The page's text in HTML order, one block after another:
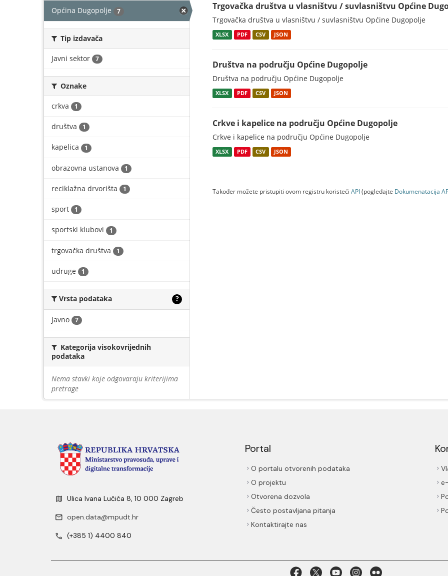
Općina Dugopolje 7
Tip izdavača
Javni sektor 7
Oznake
crkva 1
društva 1
kapelica 1
obrazovna ustanova 1
reciklažna drvorišta 1
sport 1
sportski klubovi 1
trgovačka društva 1
udruge 1
Vrsta podataka ?
Javno 7
Kategorija visokovrijednih
podataka
Nema stavki koje odgovaraju kriterijima
pretrage
Trgovačka društva u vlasništvu / suvlasništvu Općine
Trgovačka društva u vlasništvu / suvlasništvu Općine Dugopolje
XLSX PDF CSV JSON
Društva na području Općine Dugopolje
Društva na području Općine Dugopolje
XLSX PDF CSV JSON
Crkve i kapelice na području Općine Dugopolje
Crkve i kapelice na području Općine Dugopolje
XLSX PDF CSV JSON
Također možete pristupiti ovom registru koristeći API(pogledajte Dokumenаtаcijа